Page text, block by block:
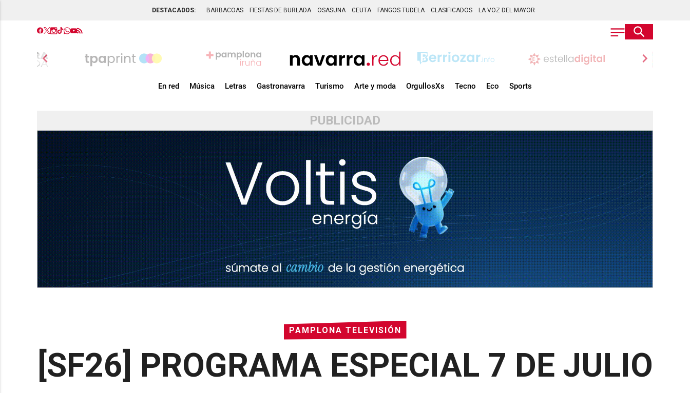
DESTACADOS: BARBACOAS FIESTAS DE BURLADA OSASUNA CEUTA FANGOS TUDELA CLASIFICADOS LA VOZ DEL MAYOR
chevron_left chevron_right
En red Música Letras Gastronavarra Turismo Arte y moda OrgullosXs Tecno Eco Sports
PUBLICIDAD
PAMPLONA TELEVISIÓN
[SF26] PROGRAMA ESPECIAL 7 DE JULIO